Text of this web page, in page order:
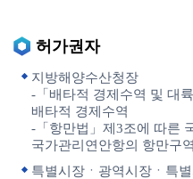
허가권자
지방해양수산청장
-「배타적 경제수역 및 대
배타적 경제수역
-「항만법」제3조에 따른
국가관리연안항의 항만구
특별시장ㆍ광역시장ㆍ특